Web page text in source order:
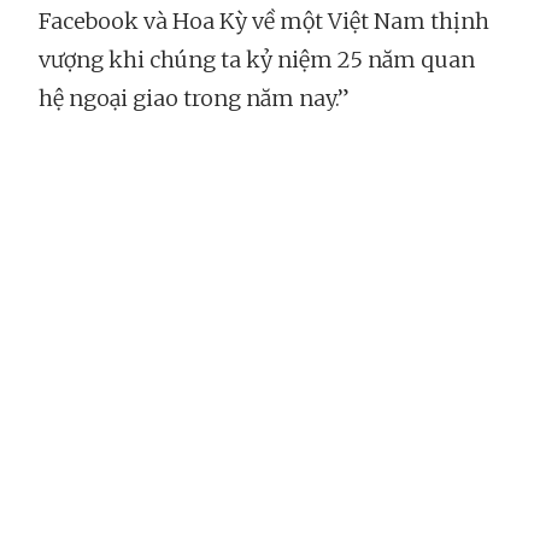
Facebook và Hoa Kỳ về một Việt Nam thịnh
vượng khi chúng ta kỷ niệm 25 năm quan
hệ ngoại giao trong năm nay.”